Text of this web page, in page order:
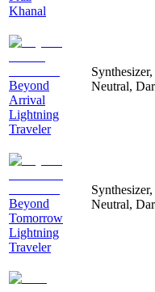
Khanal
Beyond
Arrival
Lightning
Traveler
Neutral,
Beyond
Tomorrow
Lightning
Traveler
Neutral,